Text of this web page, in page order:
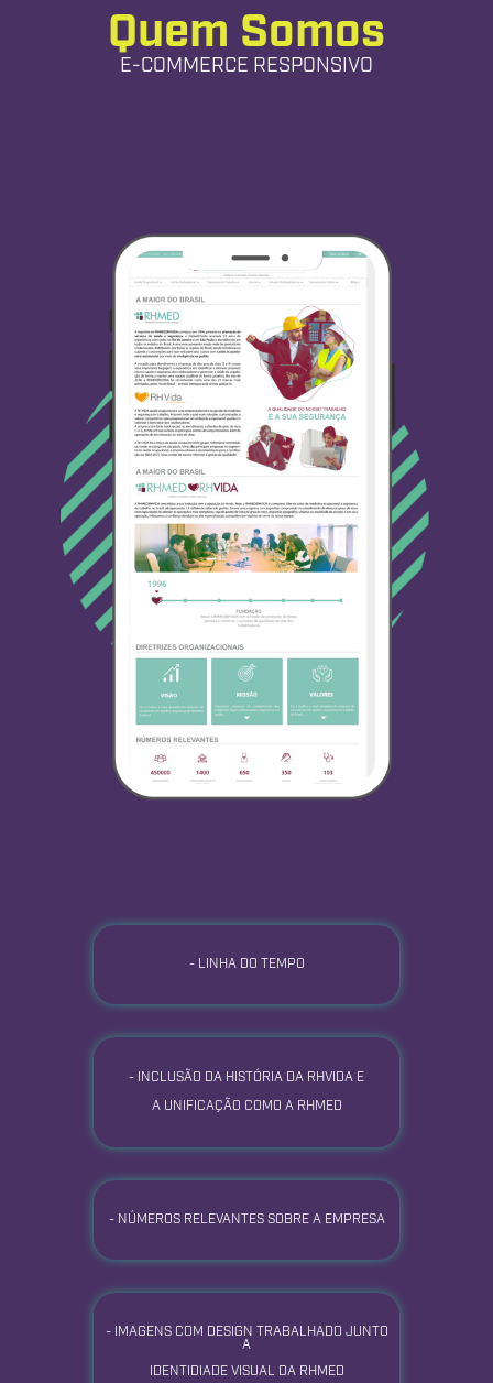
Quem Somos
E-COMMERCE RESPONSIVO
- LINHA DO TEMPO
- INCLUSÃO DA HISTÓRIA DA RHVIDA E
A UNIFICAÇÃO COMO A RHMED
- NÚMEROS RELEVANTES SOBRE A EMPRESA
- IMAGENS COM DESIGN TRABALHADO JUNTO
A
IDENTIDIADE VISUAL DA RHMED